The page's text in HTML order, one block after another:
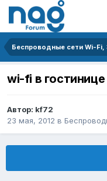
Беспроводные сети Wi-Fi,
wi-fi в гостинице
Автор: kf72
23 мая, 2012 в